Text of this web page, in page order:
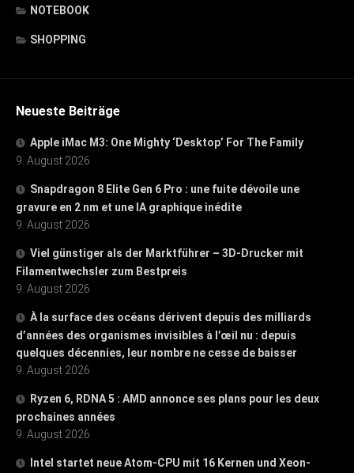
NOTEBOOK
SHOPPING
Neueste Beiträge
Apple iMac M3: One Mighty ‘Desktop’ For The Family
9. August 2026
Snapdragon 8 Elite Gen 6 Pro : une fuite dévoile une
gravure en 2 nm et une IA graphique inédite
9. August 2026
Viel günstiger als der Marktführer – 3D-Drucker mit
Filamentwechsler zum Bestpreis
9. August 2026
À la surface des océans dérivent depuis des milliards
d’années des organismes invisibles à l’œil nu : depuis
quelques décennies, leur nombre ne cesse de baisser
9. August 2026
Ryzen 6, RDNA 5 : AMD annonce ses plans pour les deux
prochaines années
9. August 2026
Intel startet neue Atom-CPU mit 16 Kernen und Xeon-